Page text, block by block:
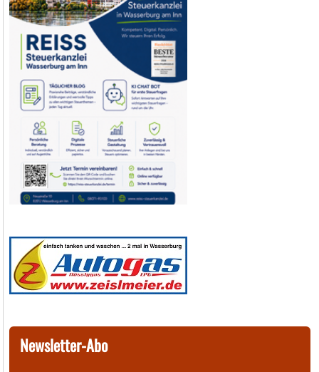
Newsletter-Abo